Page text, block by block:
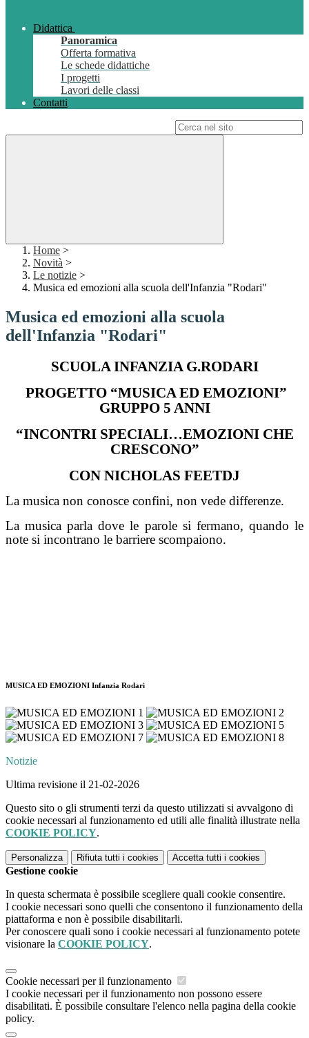
Didattica
Panoramica
Offerta formativa
Le schede didattiche
I progetti
Lavori delle classi
Contatti
Home >
Novità >
Le notizie >
Musica ed emozioni alla scuola dell'Infanzia "Rodari"
Musica ed emozioni alla scuola
dell'Infanzia "Rodari"
SCUOLA INFANZIA G.RODARI
PROGETTO “MUSICA ED EMOZIONI”
GRUPPO 5 ANNI
“INCONTRI SPECIALI…EMOZIONI CHE
CRESCONO”
CON NICHOLAS FEETDJ
La musica non conosce confini, non vede differenze.
La musica parla dove le parole si fermano, quando le
note si incontrano le barriere scompaiono.
MUSICA ED EMOZIONI Infanzia Rodari
Notizie
Ultima revisione il 21-02-2026
Questo sito o gli strumenti terzi da questo utilizzati si avvalgono di
cookie necessari al funzionamento ed utili alle finalità illustrate nella
COOKIE POLICY.
Personalizza Rifiuta tutti i cookies Accetta tutti i cookies
Gestione cookie
In questa schermata è possibile scegliere quali cookie consentire.
I cookie necessari sono quelli che consentono il funzionamento della
piattaforma e non è possibile disabilitarli.
Per conoscere quali sono i cookie necessari al funzionamento potete
visionare la COOKIE POLICY.
Cookie necessari per il funzionamento
I cookie necessari per il funzionamento non possono essere
disabilitati. È possibile consultare l'elenco nella pagina della cookie
policy.